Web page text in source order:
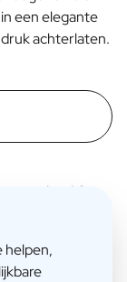
een elegante
achterlaten.
gegeven
premium items
luxe en
helpen,